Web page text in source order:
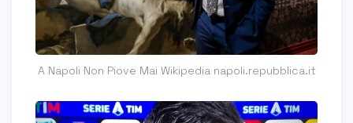
A Napoli Non Piove Mai Wikipedia napoli.repubblica.it